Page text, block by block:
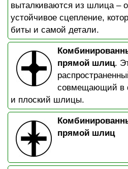
выталкиваются из шлица –
устойчивое сцепление,
биты и самой детали.
прямой шлиц.
совмещающий в
и плоский шлицы.
прямой шлиц